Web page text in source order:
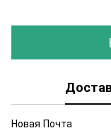
Новая Почта